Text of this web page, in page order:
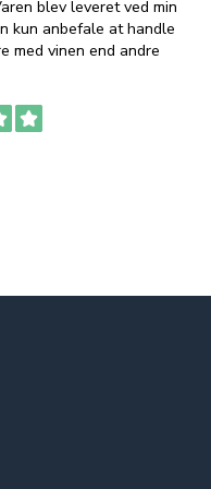
blev leveret ved min
kun anbefale at handle
med vinen end andre